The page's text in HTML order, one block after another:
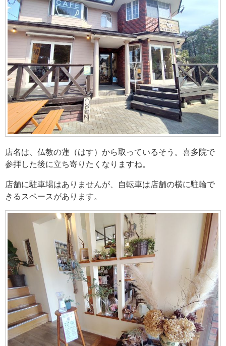
店名は、仏教の蓮（はす）から取っているそう。喜多院で
参拝した後に立ち寄りたくなりますね。
店舗に駐車場はありませんが、自転車は店舗の横に駐輪で
きるスペースがあります。